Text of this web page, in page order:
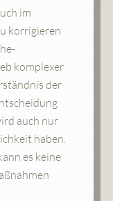
im
korrigieren
komplexer
der
auch nur
haben.
es keine